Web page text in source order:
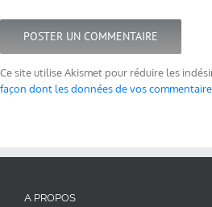
Ce site utilise Akismet pour réduire les
façon dont les données de vos
A PROPOS